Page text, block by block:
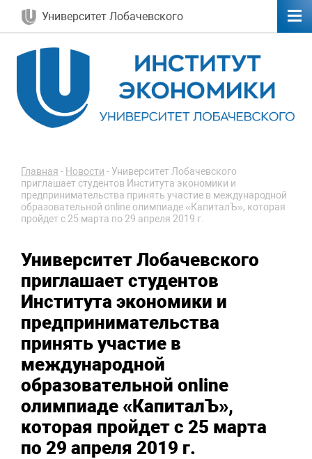
Университет Лобачевского
Главная - Новости - Университет Лобачевского
приглашает студентов Института экономики и
предпринимательства принять участие в международной
образовательной online олимпиаде «КапиталЪ», которая
пройдет с 25 марта по 29 апреля 2019 г.
Университет Лобачевского
приглашает студентов
Института экономики и
предпринимательства
принять участие в
международной
образовательной online
олимпиаде «КапиталЪ»,
которая пройдет с 25 марта
по 29 апреля 2019 г.